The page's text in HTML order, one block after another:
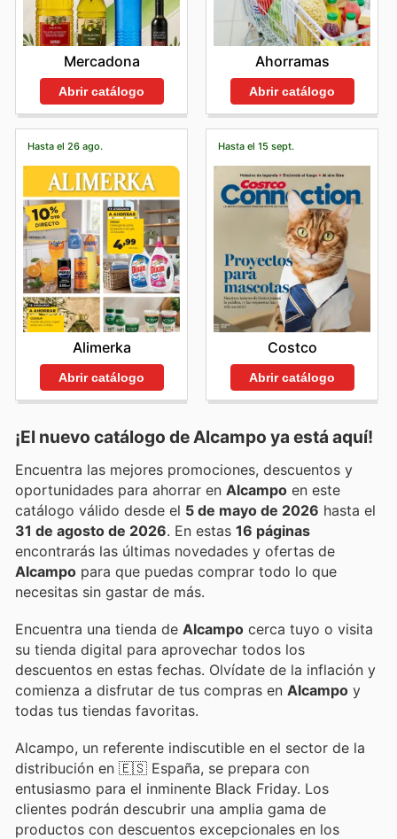
Mercadona
Abrir catálogo
Ahorramas
Abrir catálogo
Hasta el 26 ago.
Alimerka
Abrir catálogo
Hasta el 15 sept.
Costco
Abrir catálogo
¡El nuevo catálogo de Alcampo ya está aquí!
Encuentra las mejores promociones, descuentos y
oportunidades para ahorrar en Alcampo en este
catálogo válido desde el 5 de mayo de 2026 hasta el
31 de agosto de 2026 . En estas 16 páginas
encontrarás las últimas novedades y ofertas de
Alcampo para que puedas comprar todo lo que
necesitas sin gastar de más.
Encuentra una tienda de Alcampo cerca tuyo o visita
su tienda digital para aprovechar todos los
descuentos en estas fechas. Olvídate de la inflación y
comienza a disfrutar de tus compras en Alcampo y
todas tus tiendas favoritas.
Alcampo, un referente indiscutible en el sector de la
distribución en 🇪🇸 España, se prepara con
entusiasmo para el inminente Black Friday. Los
clientes podrán descubrir una amplia gama de
productos con descuentos excepcionales en los